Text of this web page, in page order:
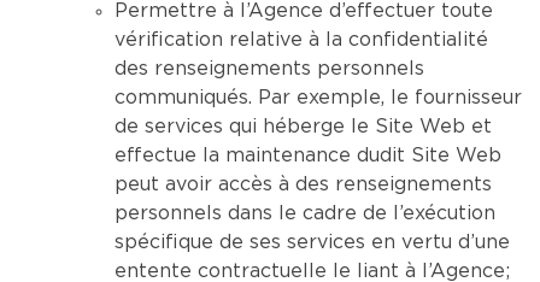
Permettre à l’Agence d’effectuer toute
vérification relative à la confidentialité
des renseignements personnels
communiqués. Par exemple, le fournisseur
de services qui héberge le Site Web et
effectue la maintenance dudit Site Web
peut avoir accès à des renseignements
personnels dans le cadre de l’exécution
spécifique de ses services en vertu d’une
entente contractuelle le liant à l’Agence;